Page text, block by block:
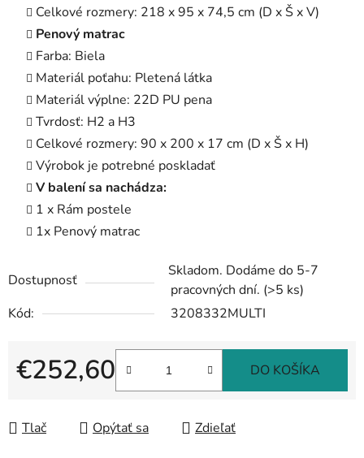
Celkové rozmery: 218 x 95 x 74,5 cm (D x Š x V)
Penový matrac
Farba: Biela
Materiál poťahu: Pletená látka
Materiál výplne: 22D PU pena
Tvrdosť: H2 a H3
Celkové rozmery: 90 x 200 x 17 cm (D x Š x H)
Výrobok je potrebné poskladať
V balení sa nachádza:
1 x Rám postele
1x Penový matrac
Dostupnosť
Skladom. Dodáme do 5-7
pracovných dní. (>5 ks)
Kód:
3208332MULTI
€252,60 DO KOŠÍKA
Tlač Opýtať sa Zdieľať